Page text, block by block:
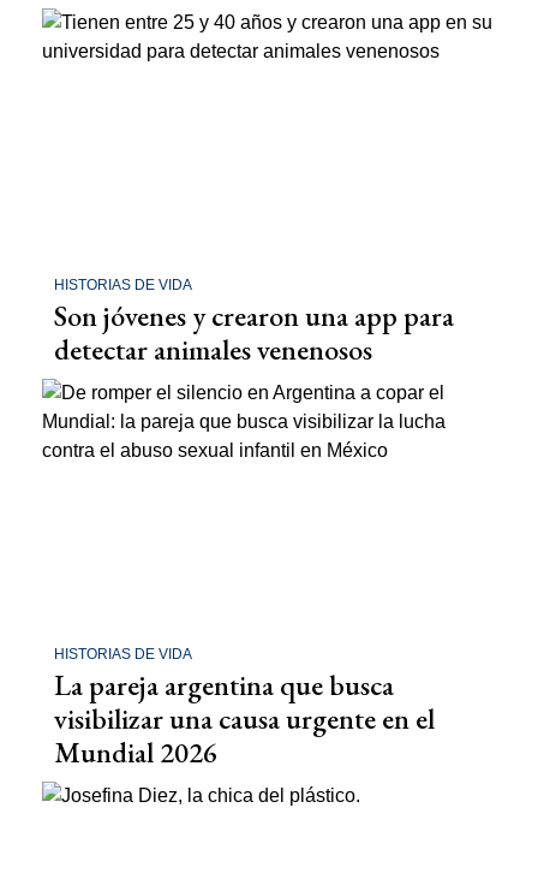
HISTORIAS DE VIDA
Son jóvenes y crearon una app para
detectar animales venenosos
HISTORIAS DE VIDA
La pareja argentina que busca
visibilizar una causa urgente en el
Mundial 2026